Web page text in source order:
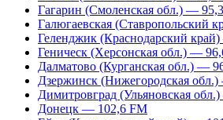
Гагарин (Смоленская обл.) —
Галюгаевская (Ставропольский
Геленджик (Краснодарский
Геническ (Херсонская обл.) —
Далматово (Курганская обл.) —
Дзержинск (Нижегородская
Димитровград (Ульяновская
Донецк — 102,6 FM